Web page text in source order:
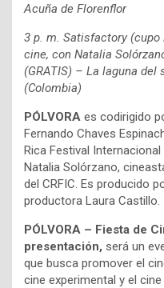
Acuña de Florenflor
3 p. m. Satisfactory
cine, con Natalia
(GRATIS) – La laguna del
(Colombia)
PÓLVORA es codirigido
Fernando Chaves
Rica Festival
Natalia Solórzano,
del CRFIC. Es producido
productora Laura Castillo.
PÓLVORA – Fiesta de
presentación, será un
que busca promover el
cine experimental y el